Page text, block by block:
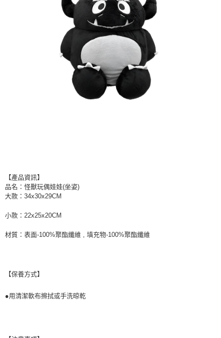
【產品資訊】
品名：怪獸玩偶娃娃(坐姿)
大款：34x30x29CM
小款：22x25x20CM
材質：表面-100%聚酯纖維 , 填充物-100%聚酯纖維
【保養方式】
●用清潔軟布擦拭或手洗晾乾